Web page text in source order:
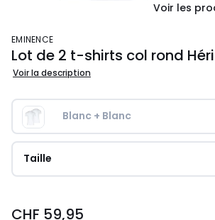
Voir les
EMINENCE
Lot de 2 t-shirts col rond
Voir la description
Blanc + Blanc
Taille
59,95.
CHF 59,95